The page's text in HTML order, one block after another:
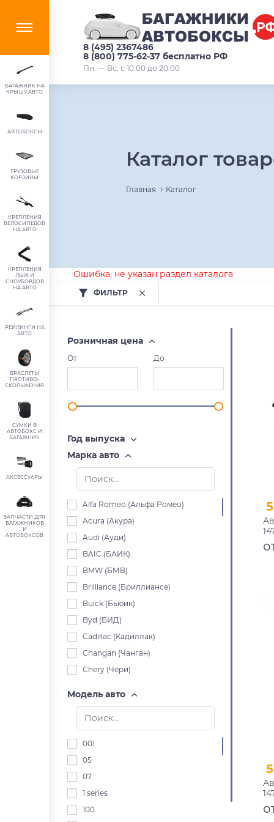
8 (495) 2367486
8 (800) 775-62-37 бесплатно РФ
Пн. — Вс. с 10.00 до 20.00
БАГАЖНИК НА
КРЫШУ АВТО
АВТОБОКСЫ
ГРУЗОВЫЕ
КОРЗИНЫ
КРЕПЛЕНИЯ
ВЕЛОСИПЕДОВ
НА АВТО
КРЕПЛЕНИЯ
ЛЫЖ И
СНОУБОРДОВ
НА АВТО
РЕЙЛИНГИ НА
АВТО
БРАСЛЕТЫ
ПРОТИВО-
СКОЛЬЖЕНИЯ
СУМКИ В
АВТОБОКС И
БАГАЖНИК
АКСЕССУАРЫ
ЗАПЧАСТИ ДЛЯ
БАГАЖНИКОВ
И
АВТОБОКСОВ
Каталог
Главная Каталог
Ошибка, не указан раздел каталога
ФИЛЬТР
Розничная цена
От До
Год выпуска
Марка авто
Alfa Romeo (Альфа Ромео)
Acura (Акура)
Audi (Ауди)
BAIC (БАИК)
BMW (БМВ)
Brilliance (Бриллиансе)
Buick (Бьюик)
Byd (БИД)
Cadillac (Кадиллак)
Changan (Чанган)
Chery (Чери)
Citroen (Ситроен)
Модель авто
001
05
07
1 series
100